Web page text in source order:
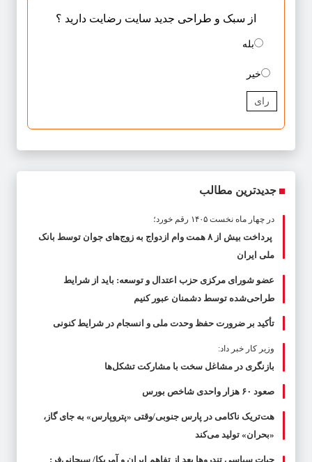
از سبک و طراحی جدید سایت رضایت دارید ؟
بله
خیر
رای
جدیدترین مطالب
در چهار ماه نخست ۱۴۰۵ رقم خورد؛
پرداخت بیش از ۸ همت وام ازدواج به زوج‌های جوان توسط بانک
ملی ایران
عضو شورای مرکزی حزب اعتدال و توسعه: باید از شرایط
طراحی‌شده توسط دشمنان عبور کنیم
تأکید بر ضرورت حفظ وحدت ملی و انسجام در شرایط کنونی
وزیر کار خبر داد:
بازنگری در مشاغل سخت با مشارکت تشکل‌ها
صعود ۶۰ هزار واحدی شاخص بورس
هت‌تریک ناکامی در پارس جنوبی/وقتی «پتروپارس» به جای گاز،
«بحران» تولید می‌کند
حیات سیاسی تندروها بعد از تفاهم ایران و آمریکا/ سبحانی‌فر: